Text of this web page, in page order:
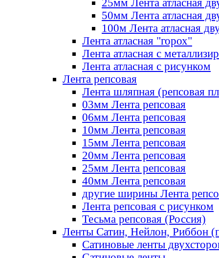
25мм Лента атласная
50мм Лента атласная
100м Лента атласная
Лента атласная "горох"
Лента атласная с
Лента атласная с рисунком
Лента репсовая
Лента шляпная (репсовая
03мм Лента репсовая
06мм Лента репсовая
10мм Лента репсовая
15мм Лента репсовая
20мм Лента репсовая
25мм Лента репсовая
40мм Лента репсовая
другие ширины Лента
Лента репсовая с рисунком
Тесьма репсовая (Россия)
Ленты Сатин, Нейлон, Риббон
Сатиновые ленты